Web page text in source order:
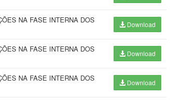
NA FASE INTERNA DOS
Download
NA FASE INTERNA DOS
Download
NA FASE INTERNA DOS
Download